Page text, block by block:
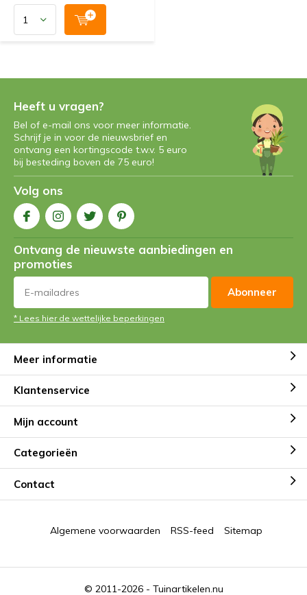
Heeft u vragen?
Bel of e-mail ons voor meer informatie.
Schrijf je in voor de nieuwsbrief en
ontvang een kortingscode t.w.v. 5 euro
bij besteding boven de 75 euro!
Volg ons
Ontvang de nieuwste aanbiedingen en
promoties
Abonneer
* Lees hier de wettelijke beperkingen
Meer informatie
Klantenservice
Mijn account
Categorieën
Contact
© 2011-2026 - Tuinartikelen.nu
Algemene voorwaarden RSS-feed Sitemap